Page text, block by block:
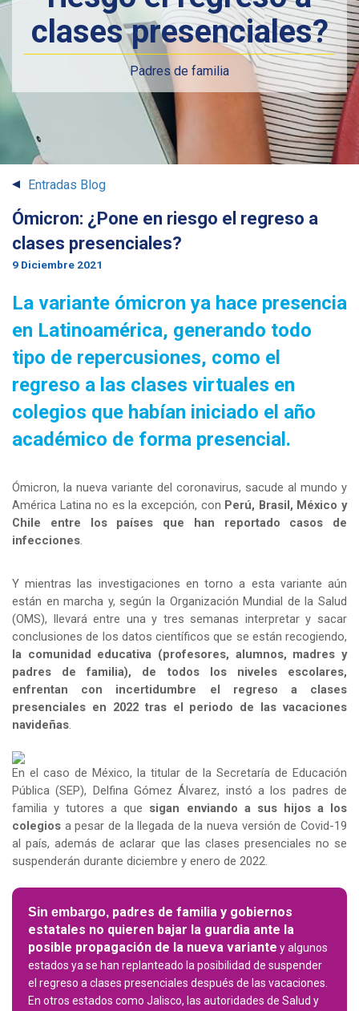
clases presenciales?
Padres de familia
Entradas Blog
Ómicron: ¿Pone en riesgo el regreso a
clases presenciales?
9 Diciembre 2021
La variante ómicron ya hace presencia
en Latinoamérica, generando todo
tipo de repercusiones, como el
regreso a las clases virtuales en
colegios que habían iniciado el año
académico de forma presencial.
Ómicron, la nueva variante del coronavirus, sacude al mundo y
América Latina no es la excepción, con Perú, Brasil, México y
Chile entre los países que han reportado casos de
infecciones.
Y mientras las investigaciones en torno a esta variante aún
están en marcha y, según la Organización Mundial de la Salud
(OMS), llevará entre una y tres semanas interpretar y sacar
la comunidad educativa (profesores, alumnos, madres y
padres de familia), de todos los niveles escolares,
enfrentan con incertidumbre el regreso a clases
presenciales en 2022 tras el periodo de las vacaciones
navideñas.
En el caso de México, la titular de la Secretaría de Educación
Pública (SEP), Delfina Gómez Álvarez, instó a los padres de
familia y tutores a que sigan enviando a sus hijos a los
colegios a pesar de la llegada de la nueva versión de Covid-19
al país, además de aclarar que las clases presenciales no se
suspenderán durante diciembre y enero de 2022.
Sin embargo, padres de familia y gobiernos
estatales no quieren bajar la guardia ante la
posible propagación de la nueva variante y algunos
estados ya se han replanteado la posibilidad de suspender
el regreso a clases presenciales después de las vacaciones.
En otros estados como Jalisco, las autoridades de Salud y